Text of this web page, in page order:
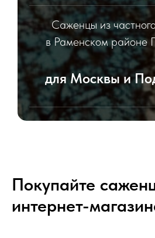
Саженцы из
в Раменском районе
для Москвы и
Покупайте
интернет-